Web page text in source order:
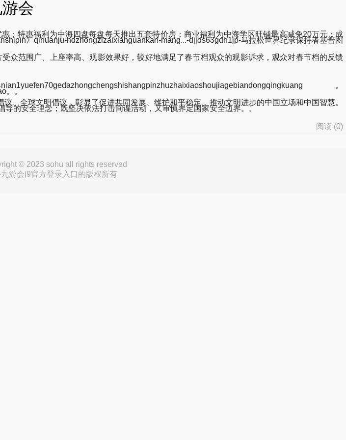
会
特惠福利为中海四盘每盘每天推出五套特价房；商业福利为中海学区旺铺最高减免20万元；成
》qihuanju-hdzhongzizaixianguankan-mang...-djjds63gdh1jp-马拉松世界纪录保持者基普图
范围广、上座率高、观影效果好，较好地满足了春节档观众的观影诉求，观众对春节档的反馈
。
。。
全球文明倡议，彰显了促进共同发展、维护和平稳定、推动文明进步的中国立场和中国智慧。
的安全理念；既坚决依法打击间谍活动，又审慎界定国家安全边界。。
阅读 (0)
© 2023 sohu all rights reserved
游会j9官方登录入口的版权所有